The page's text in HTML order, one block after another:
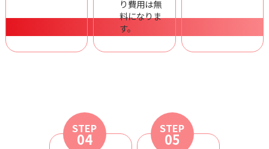
り費用は無
料になりま
す。
STEP
04
STEP
05